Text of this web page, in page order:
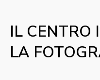
IL CENTRO
LA